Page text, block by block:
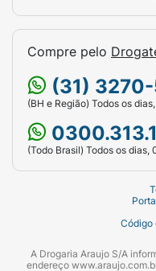
Compre pelo
(31)
(BH e Região) Todos os
(Todo Brasil) Todos os dias,
Código
A Drogaria Araujo S/A
endereço